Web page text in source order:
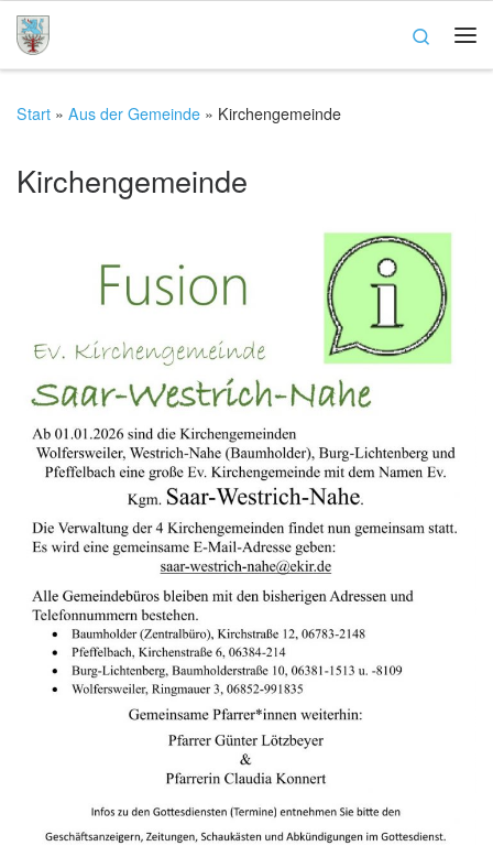
Zum Inhalt springen
Search
Start » Aus der Gemeinde » Kirchengemeinde
Kirchengemeinde